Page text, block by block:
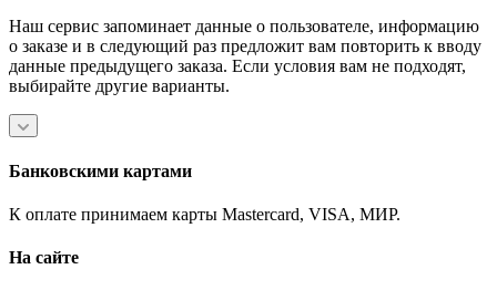
Наш сервис запоминает данные о пользователе, информацию
о заказе и в следующий раз предложит вам повторить к вводу
данные предыдущего заказа. Если условия вам не подходят,
выбирайте другие варианты.
Банковскими картами
К оплате принимаем карты Mastercard, VISA, МИР.
На сайте